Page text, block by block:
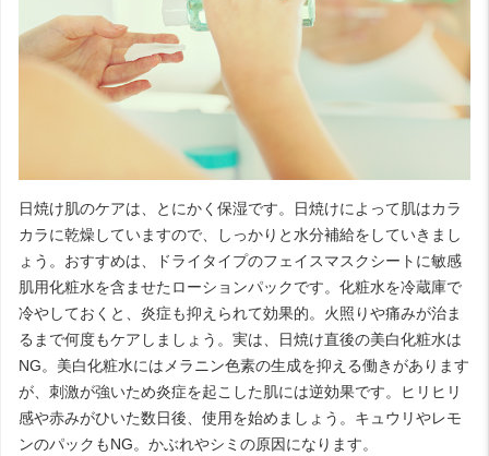
日焼け肌のケアは、とにかく保湿です。日焼けによって肌はカラ
カラに乾燥していますので、しっかりと水分補給をしていきまし
ょう。おすすめは、ドライタイプのフェイスマスクシートに敏感
肌用化粧水を含ませたローションパックです。化粧水を冷蔵庫で
冷やしておくと、炎症も抑えられて効果的。火照りや痛みが治ま
るまで何度もケアしましょう。実は、日焼け直後の美白化粧水は
NG。美白化粧水にはメラニン色素の生成を抑える働きがあります
が、刺激が強いため炎症を起こした肌には逆効果です。ヒリヒリ
感や赤みがひいた数日後、使用を始めましょう。キュウリやレモ
ンのパックもNG。かぶれやシミの原因になります。